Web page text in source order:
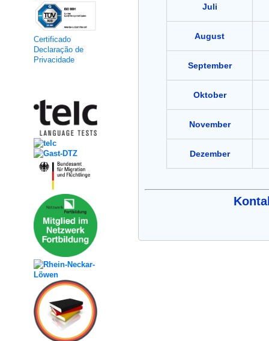
Certificado
Declaração de
Privacidade
Juli
August
September
Oktober
November
Dezember